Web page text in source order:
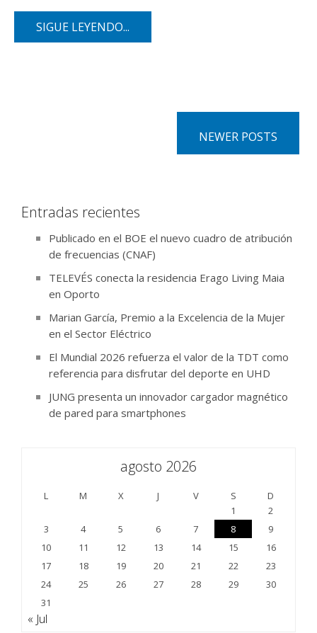
SIGUE LEYENDO...
NEWER POSTS
Entradas recientes
Publicado en el BOE el nuevo cuadro de atribución
de frecuencias (CNAF)
TELEVÉS conecta la residencia Erago Living Maia
en Oporto
Marian García, Premio a la Excelencia de la Mujer
en el Sector Eléctrico
El Mundial 2026 refuerza el valor de la TDT como
referencia para disfrutar del deporte en UHD
JUNG presenta un innovador cargador magnético
de pared para smartphones
agosto 2026
L M X J V S
D
1
2
3
4 5 6 7 8
9
10
11 12 13 14 15
16
17
18 19 20 21 22
23
24
25 26 27 28 29
30
31
« Jul